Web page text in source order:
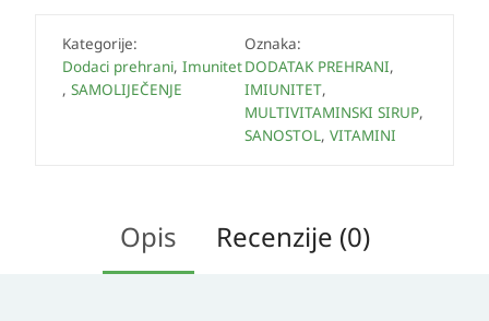
Kategorije:
Dodaci prehrani, Imunitet
, SAMOLIJEČENJE
Oznaka:
DODATAK PREHRANI,
IMIUNITET,
MULTIVITAMINSKI SIRUP,
SANOSTOL, VITAMINI
Opis Recenzije (0)